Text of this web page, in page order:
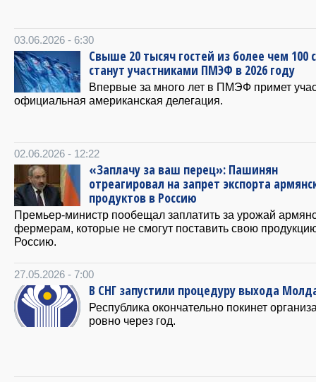
03.06.2026 - 6:30
Свыше 20 тысяч гостей из более чем 100
станут участниками ПМЭФ в 2026 году
Впервые за много лет в ПМЭФ примет
официальная американская делегация.
02.06.2026 - 12:22
«Заплачу за ваш перец»: Пашинян
отреагировал на запрет экспорта
продуктов в Россию
Премьер-министр пообещал заплатить за урожай
фермерам, которые не смогут поставить свою
Россию.
27.05.2026 - 7:00
В СНГ запустили процедуру выхода
Республика окончательно покинет
ровно через год.